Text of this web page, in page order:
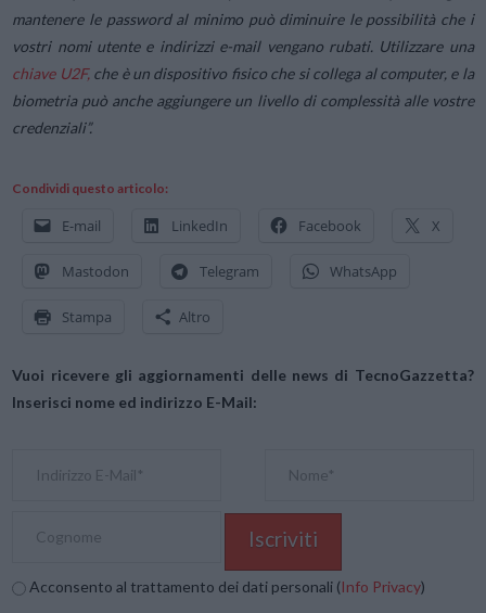
mantenere le password al minimo può diminuire le possibilità che i
vostri nomi utente e indirizzi e-mail vengano rubati. Utilizzare una
chiave U2F,che è un dispositivo fisico che si collega al computer, e la
biometria può anche aggiungere un livello di complessità alle vostre
credenziali”.
Condividi questo articolo:
E-mail LinkedIn Facebook X
Mastodon Telegram WhatsApp
Stampa Altro
Vuoi ricevere gli aggiornamenti delle news di TecnoGazzetta?
Inserisci nome ed indirizzo E-Mail:
Acconsento al trattamento dei dati personali (Info Privacy)